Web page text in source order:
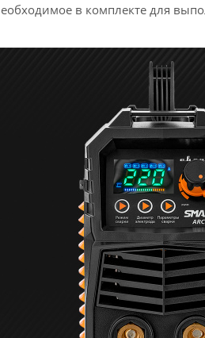
в комплекте для